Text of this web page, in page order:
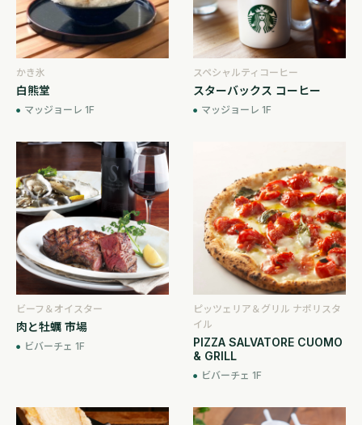
かき氷
白熊堂
マッジョーレ 1F
スペシャルティコーヒー
スターバックス コーヒー
マッジョーレ 1F
ビーフ＆オイスター
肉と牡蠣 市場
ビバーチェ 1F
ピッツェリア＆グリル ナポリスタ
イル
PIZZA SALVATORE CUOMO
& GRILL
ビバーチェ 1F